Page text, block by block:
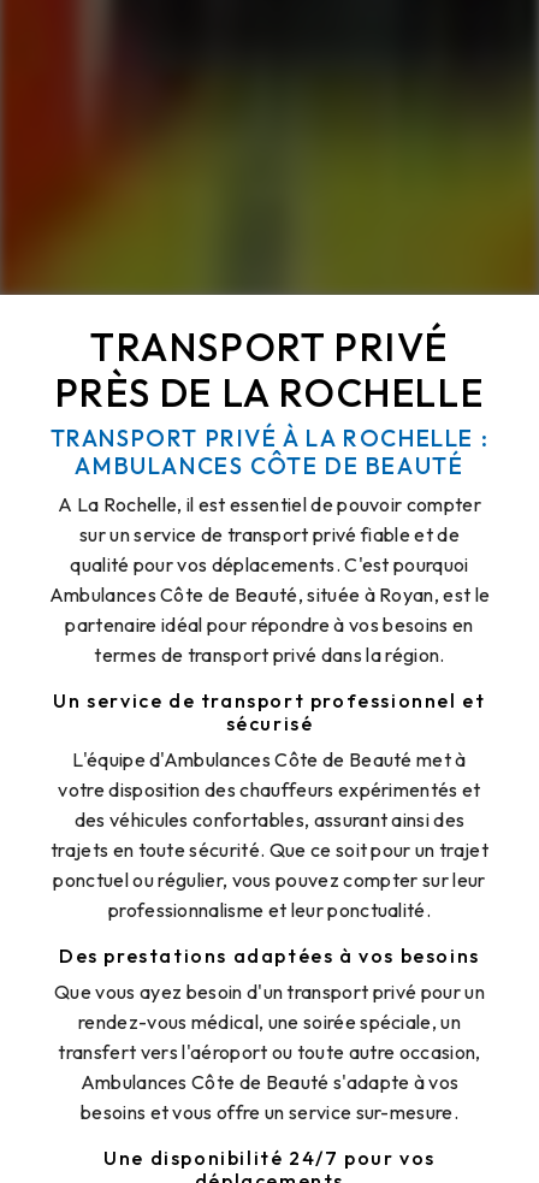
TRANSPORT PRIVÉ
PRÈS DE LA ROCHELLE
TRANSPORT PRIVÉ À LA ROCHELLE :
AMBULANCES CÔTE DE BEAUTÉ
A La Rochelle, il est essentiel de pouvoir compter
sur un service de transport privé fiable et de
qualité pour vos déplacements. C'est pourquoi
Ambulances Côte de Beauté, située à Royan, est le
partenaire idéal pour répondre à vos besoins en
termes de transport privé dans la région.
Un service de transport professionnel et
sécurisé
L'équipe d'Ambulances Côte de Beauté met à
votre disposition des chauffeurs expérimentés et
des véhicules confortables, assurant ainsi des
trajets en toute sécurité. Que ce soit pour un trajet
ponctuel ou régulier, vous pouvez compter sur leur
professionnalisme et leur ponctualité.
Des prestations adaptées à vos besoins
Que vous ayez besoin d'un transport privé pour un
rendez-vous médical, une soirée spéciale, un
transfert vers l'aéroport ou toute autre occasion,
Ambulances Côte de Beauté s'adapte à vos
besoins et vous offre un service sur-mesure.
Une disponibilité 24/7 pour vos